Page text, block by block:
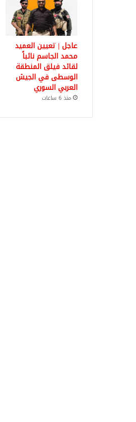
عاجل | تعيين العميد
محمد الجاسم نائباً
لقائد فيلق المنطقة
الوسطى في الجيش
العربي السوري
منذ 6 ساعات